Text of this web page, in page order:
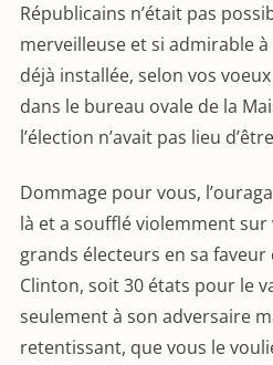
Républicains n’était pas
merveilleuse et si admirable
déjà installée, selon vos
dans le bureau ovale de la
l’élection n’avait pas lieu
Dommage pour vous,
là et a soufflé violemment sur
grands électeurs en sa
Clinton, soit 30 états pour le
seulement à son adversaire
retentissant, que vous le